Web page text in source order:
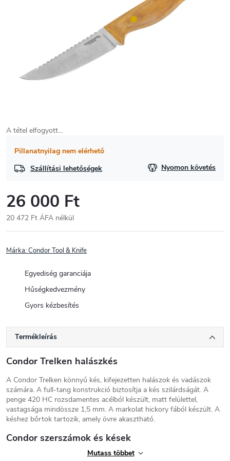
A tétel elfogyott…
Pillanatnyilag nem elérhető
Szállítási lehetőségek
Nyomon követés
26 000 Ft
20 472 Ft ÁFA nélkül
Márka:Condor Tool & Knife
Egyediség garanciája
Hűségkedvezmény
Gyors kézbesítés
Termékleírás
Condor Trelken halászkés
A Condor Trelken könnyű kés, kifejezetten halászok és vadászok
számára. A full-tang konstrukció biztosítja a kés szilárdságát. A
penge 420 HC rozsdamentes acélból készült, matt felülettel,
vastagsága mindössze 1,5 mm. A markolat hickory fából készült. A
késhez bőrtok tartozik, amely övre akasztható.
Condor szerszámok és kések
kések a közép-
Mutass többet